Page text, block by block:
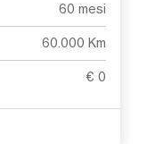
60 mesi
60.000 Km
€ 0